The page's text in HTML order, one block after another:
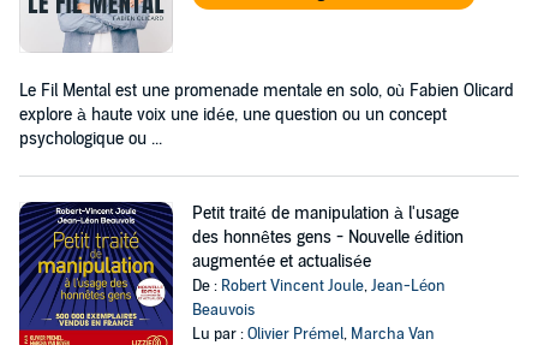
Le Fil Mental est une promenade mentale en solo, où Fabien Olicard
explore à haute voix une idée, une question ou un concept
psychologique ou ...
Petit traité de manipulation à l'usage
des honnêtes gens - Nouvelle édition
augmentée et actualisée
De : Robert Vincent Joule,Jean-Léon
Beauvois
Lu par :Olivier Prémel, Marcha Van